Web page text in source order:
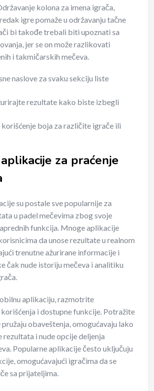
kolona za imena igrača,
igre pomaže u održavanju tačne
bi takođe trebali biti upoznati sa
jer se on može razlikovati
i takmičarskih mečeva.
naslove za svaku sekciju liste
rezultate kako biste izbegli
boja za različite igrače ili
za praćenje
su postale sve popularnije za
u padel mečevima zbog svoje
funkcija. Mnoge aplikacije
da unose rezultate u realnom
trenutne ažurirane informacije i
čak nude istoriju mečeva i analitiku
aplikaciju, razmotrite
i dostupne funkcije. Potražite
obaveštenja, omogućavaju lako
rezultata i nude opcije deljenja
Popularne aplikacije često uključuju
omogućavajući igračima da se
sa prijateljima.